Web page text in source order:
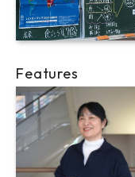
Features